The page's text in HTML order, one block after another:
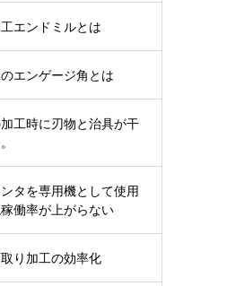
エンドミルとは
エンゲージ角とは
工時に刃物と治具が干
タを専用機として使用
働率が上がらない
り加工の効率化